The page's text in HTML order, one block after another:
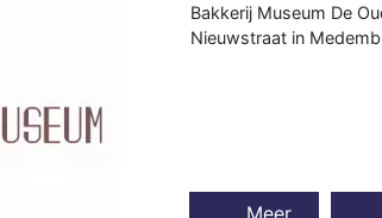
Bakkerij Museum De
Nieuwstraat in
Meer